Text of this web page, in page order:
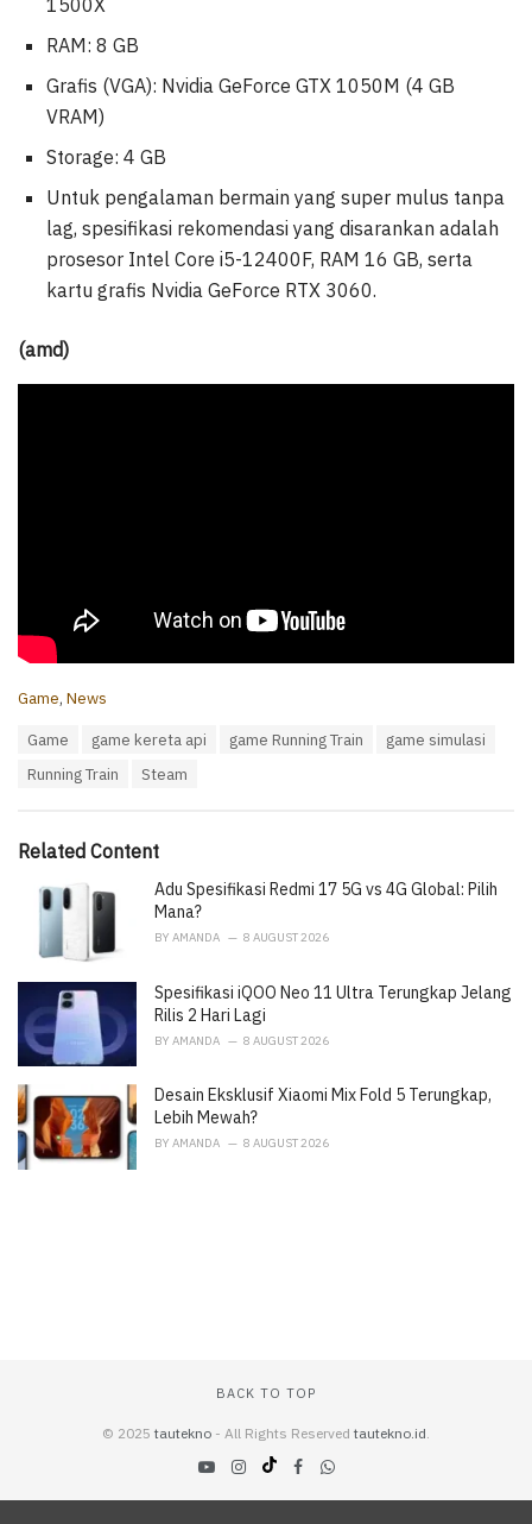
1500X
RAM: 8 GB
Grafis (VGA): Nvidia GeForce GTX 1050M (4 GB
VRAM)
Storage: 4 GB
Untuk pengalaman bermain yang super mulus tanpa
lag, spesifikasi rekomendasi yang disarankan adalah
prosesor Intel Core i5-12400F, RAM 16 GB, serta
kartu grafis Nvidia GeForce RTX 3060.
(amd)
C
i
Game, News
Game game kereta api game Running Train
game simulasi
Running Train
Steam
Related Content
Adu Spesifikasi Redmi 17 5G vs 4G Global: Pilih
Mana?
BY AMANDA 8 AUGUST 2026
Spesifikasi iQOO Neo 11 Ultra Terungkap Jelang
Rilis 2 Hari Lagi
BY AMANDA 8 AUGUST 2026
Desain Eksklusif Xiaomi Mix Fold 5 Terungkap,
Lebih Mewah?
BY AMANDA 8 AUGUST 2026
BACK TO TOP
© 2025 tautekno - All Rights Reserved tautekno.id